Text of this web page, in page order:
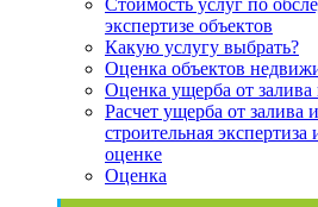
экспертизе объектов
Какую услугу выбрать?
Оценка объектов
Оценка ущерба от залива
Расчет ущерба от залива
строительная экспертиза
оценке
Оценка